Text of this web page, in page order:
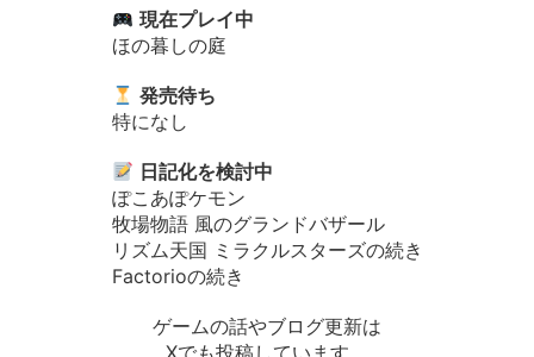
現在プレイ中
ほの暮しの庭
発売待ち
特になし
日記化を検討中
ぽこあぽケモン
牧場物語 風のグランドバザール
リズム天国 ミラクルスターズの続き
Factorioの続き
ゲームの話やブログ更新は